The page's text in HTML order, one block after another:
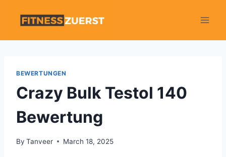
BEWERTUNGEN
Crazy Bulk Testol 140
Bewertung
By Tanveer March 18, 2025